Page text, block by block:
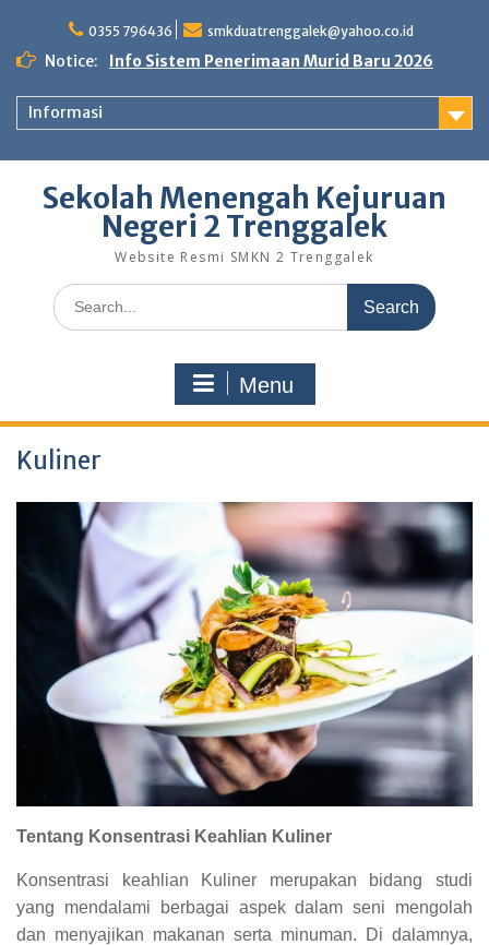
content
0355 796436 smkduatrenggalek@yahoo.co.id
Notice: Info Sistem Penerimaan Murid Baru 2026
Informasi
Sekolah Menengah Kejuruan
Negeri 2 Trenggalek
Website Resmi SMKN 2 Trenggalek
Search
for:
Menu
Kuliner
Tentang Konsentrasi Keahlian Kuliner
Konsentrasi keahlian Kuliner merupakan bidang studi
yang mendalami berbagai aspek dalam seni mengolah
dan menyajikan makanan serta minuman. Di dalamnya,